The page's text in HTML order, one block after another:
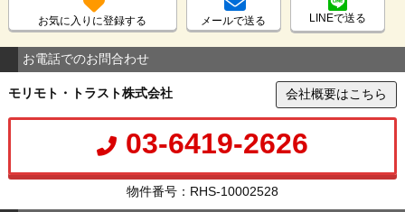
お気に入りに登録する メールで送る LINEで送る
お電話でのお問合わせ
モリモト・トラスト株式会社 会社概要はこちら
03-6419-2626
物件番号：RHS-10002528